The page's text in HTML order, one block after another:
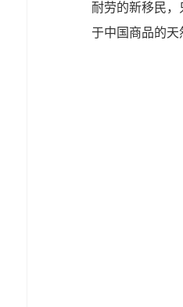
耐劳的新移民
于中国商品的天